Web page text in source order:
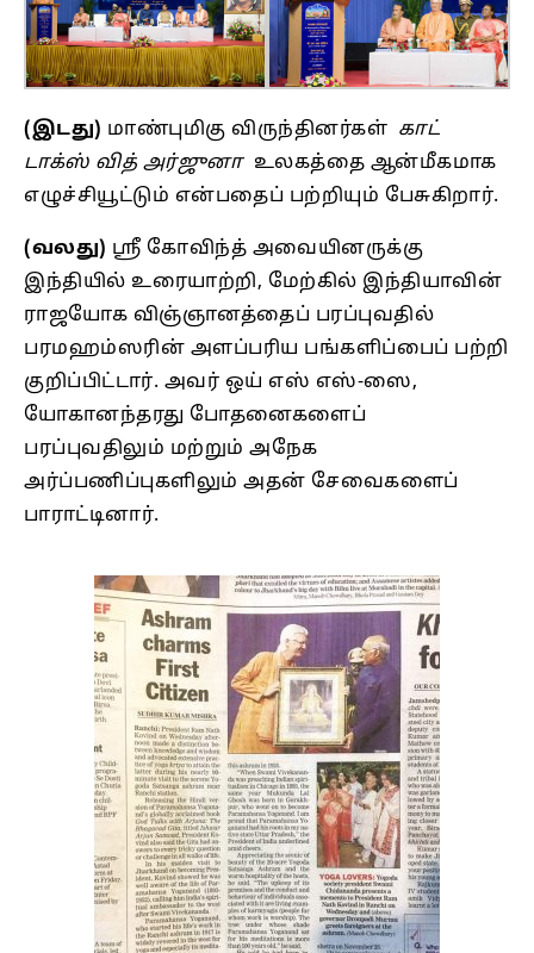
(இடது) மாண்புமிகு விருந்தினர்கள் காட்
டாக்ஸ் வித் அர்ஜுனா உலகத்தை ஆன்மீகமாக
எழுச்சியூட்டும் என்பதைப் பற்றியும் பேசுகிறார்.
(வலது) ஸ்ரீ கோவிந்த் அவையினருக்கு
இந்தியில் உரையாற்றி, மேற்கில் இந்தியாவின்
ராஜயோக விஞ்ஞானத்தைப் பரப்புவதில்
பரமஹம்ஸரின் அளப்பரிய பங்களிப்பைப் பற்றி
குறிப்பிட்டார். அவர் ஒய் எஸ் எஸ்-ஸை,
யோகானந்தரது போதனைகளைப்
பரப்புவதிலும் மற்றும் அநேக
அர்ப்பணிப்புகளிலும் அதன் சேவைகளைப்
பாராட்டினார்.